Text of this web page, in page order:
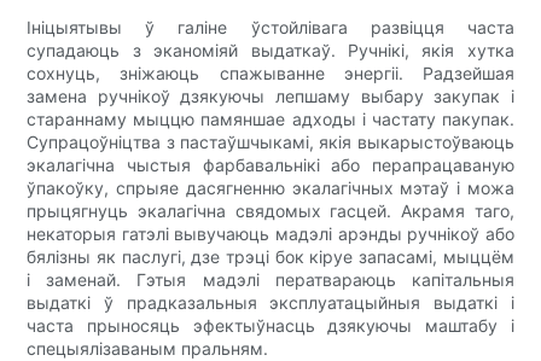
Ініцыятывы ў галіне ўстойлівага развіцця часта
супадаюць з эканоміяй выдаткаў. Ручнікі, якія хутка
сохнуць, зніжаюць спажыванне энергіі. Радзейшая
замена ручнікоў дзякуючы лепшаму выбару закупак і
стараннаму мыццю памяншае адходы і частату пакупак.
Супрацоўніцтва з пастаўшчыкамі, якія выкарыстоўваюць
экалагічна чыстыя фарбавальнікі або перапрацаваную
ўпакоўку, спрыяе дасягненню экалагічных мэтаў і можа
прыцягнуць экалагічна свядомых гасцей. Акрамя таго,
некаторыя гатэлі вывучаюць мадэлі арэнды ручнікоў або
бялізны як паслугі, дзе трэці бок кіруе запасамі, мыццём
і заменай. Гэтыя мадэлі ператвараюць капітальныя
выдаткі ў прадказальныя эксплуатацыйныя выдаткі і
часта прыносяць эфектыўнасць дзякуючы маштабу і
спецыялізаваным пральням.